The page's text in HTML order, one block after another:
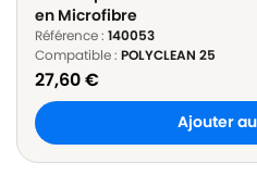
en Microfibre
Référence : 140053
Compatible : POLYCLEAN 25
27,60€
Ajouter